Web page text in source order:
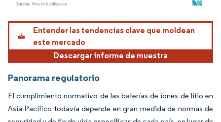
Imagen © Mordor Intelligence. El uso requiere atribución según CC BY 4.0.
Entender las tendencias clave que moldean
este mercado
Descargar informe de muestra
Panorama regulatorio
El cumplimiento normativo de las baterías de iones de litio en
Asia-Pacífico todavía depende en gran medida de normas de